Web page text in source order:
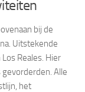
bij de
Uitstekende
Reales. Hier
Alle
het